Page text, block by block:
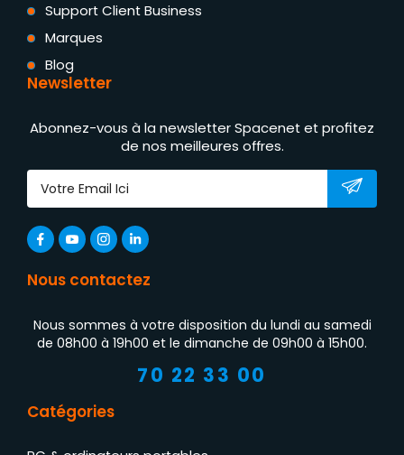
Support Client Business
Marques
Blog
Newsletter
Abonnez-vous à la newsletter Spacenet et profitez
de nos meilleures offres.
Nous contactez
Nous sommes à votre disposition du lundi au samedi
de 08h00 à 19h00 et le dimanche de 09h00 à 15h00.
70 22 33 00
Catégories